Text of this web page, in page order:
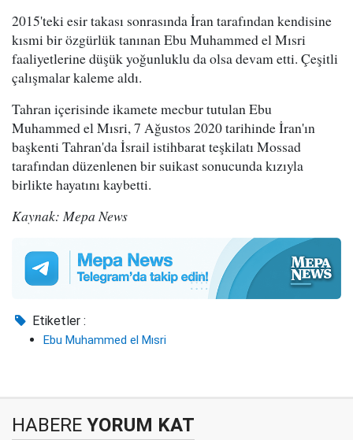
2015'teki esir takası sonrasında İran tarafından kendisine
kısmi bir özgürlük tanınan Ebu Muhammed el Mısri
faaliyetlerine düşük yoğunluklu da olsa devam etti. Çeşitli
çalışmalar kaleme aldı.
Tahran içerisinde ikamete mecbur tutulan Ebu
Muhammed el Mısri, 7 Ağustos 2020 tarihinde İran'ın
başkenti Tahran'da İsrail istihbarat teşkilatı Mossad
tarafından düzenlenen bir suikast sonucunda kızıyla
birlikte hayatını kaybetti.
Kaynak: Mepa News
Etiketler :
Ebu Muhammed el Mısri
HABERE YORUM KAT